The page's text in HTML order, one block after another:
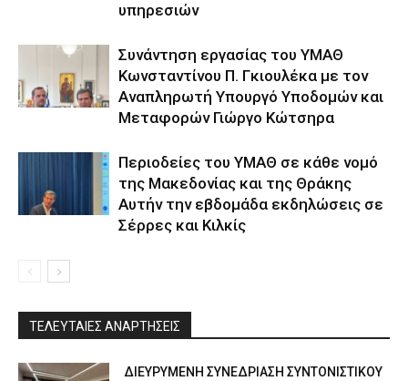
υπηρεσιών
Συνάντηση εργασίας του ΥΜΑΘ
Κωνσταντίνου Π. Γκιουλέκα με τον
Αναπληρωτή Υπουργό Υποδομών και
Μεταφορών Γιώργο Κώτσηρα
Περιοδείες του ΥΜΑΘ σε κάθε νομό
της Μακεδονίας και της Θράκης
Αυτήν την εβδομάδα εκδηλώσεις σε
Σέρρες και Κιλκίς
ΤΕΛΕΥΤΑΙΕΣ ΑΝΑΡΤΗΣΕΙΣ
ΔΙΕΥΡΥΜΕΝΗ ΣΥΝΕΔΡΙΑΣΗ ΣΥΝΤΟΝΙΣΤΙΚΟΥ